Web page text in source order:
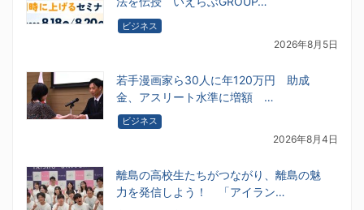
ビジネス
2026年8月5日
若手漫画家ら30人に年120万円 助成
金、アスリート水準に増額 …
ビジネス
2026年8月4日
離島の高校生たちがつながり、離島の魅
力を発信しよう！ 「アイラン…